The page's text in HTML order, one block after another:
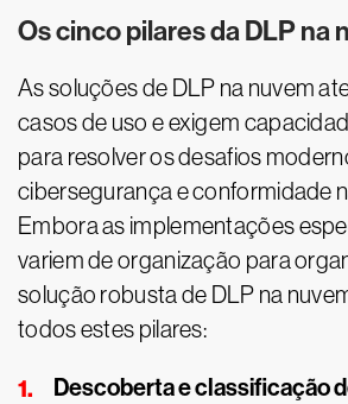
Os cinco pilares da DLP na
As soluções de DLP na nuvem
casos de uso e exigem
para resolver os desafios
cibersegurança e conformidade
Embora as implementações
variem de organização para
solução robusta de DLP na
todos estes pilares:
Descoberta e classificação